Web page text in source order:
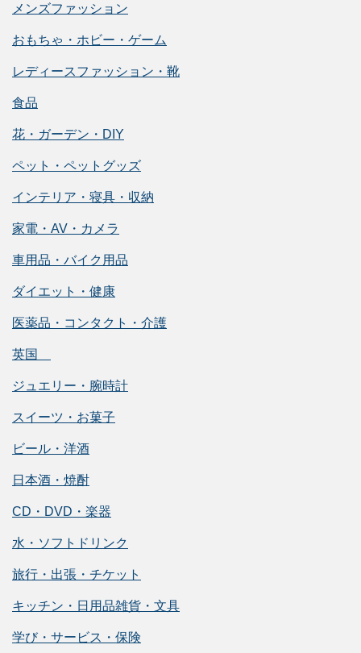
メンズファッション
おもちゃ・ホビー・ゲーム
レディースファッション・靴
食品
花・ガーデン・DIY
ペット・ペットグッズ
インテリア・寝具・収納
家電・AV・カメラ
車用品・バイク用品
ダイエット・健康
医薬品・コンタクト・介護
英国
ジュエリー・腕時計
スイーツ・お菓子
ビール・洋酒
日本酒・焼酎
CD・DVD・楽器
水・ソフトドリンク
旅行・出張・チケット
キッチン・日用品雑貨・文具
学び・サービス・保険